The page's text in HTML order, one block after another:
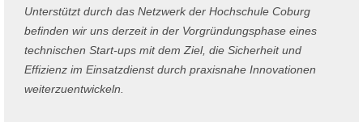
Unterstützt durch das Netzwerk der Hochschule Coburg
befinden wir uns derzeit in der Vorgründungsphase eines
technischen Start-ups mit dem Ziel, die Sicherheit und
Effizienz im Einsatzdienst durch praxisnahe Innovationen
weiterzuentwickeln.